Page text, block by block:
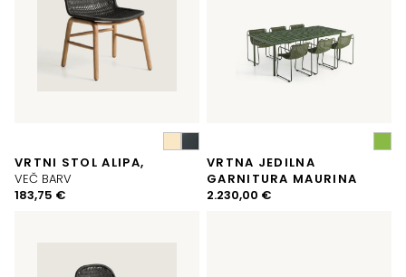
VRTNI STOL ALIPA,
VEČ BARV
183,75 €
VRTNA JEDILNA
GARNITURA MAURINA
2.230,00 €